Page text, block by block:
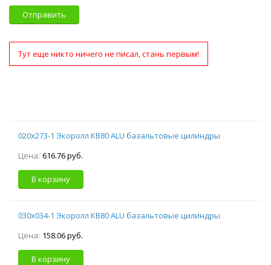
Отправить
Тут еще никто ничего не писал, стань первым!
020х273-1 Экоролл КВ80 ALU базальтовые цилиндры
Цена: 616.76 руб.
В корзину
030х034-1 Экоролл КВ80 ALU базальтовые цилиндры
Цена: 158.06 руб.
В корзину